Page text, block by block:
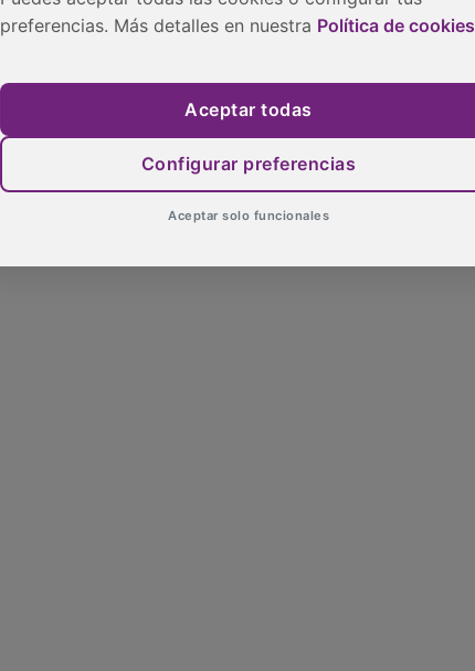
preferencias. Más detalles en nuestra Política de cookies
Aceptar todas
Configurar preferencias
Aceptar solo funcionales